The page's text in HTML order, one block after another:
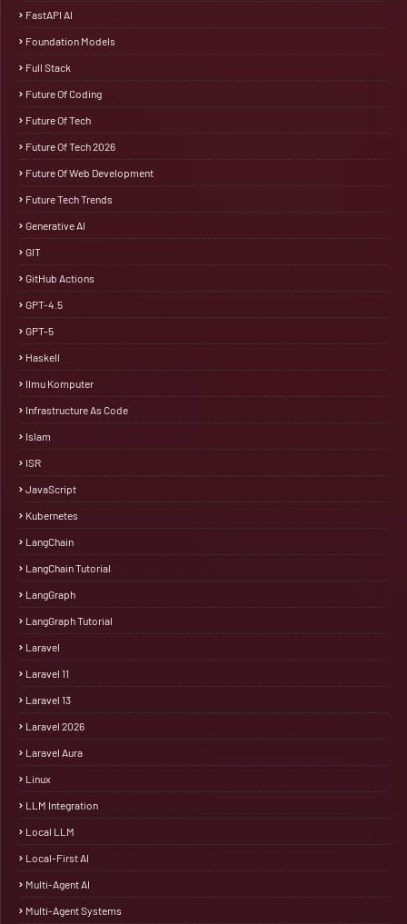
FastAPI AI
Foundation Models
Full Stack
Future Of Coding
Future Of Tech
Future Of Tech 2026
Future Of Web Development
Future Tech Trends
Generative AI
GIT
GitHub Actions
GPT-4.5
GPT-5
Haskell
Ilmu Komputer
Infrastructure As Code
Islam
ISR
JavaScript
Kubernetes
LangChain
LangChain Tutorial
LangGraph
LangGraph Tutorial
Laravel
Laravel 11
Laravel 13
Laravel 2026
Laravel Aura
Linux
LLM Integration
Local LLM
Local-First AI
Multi-Agent AI
Multi-Agent Systems